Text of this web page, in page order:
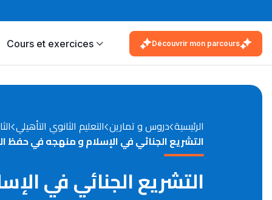
Cours et exercices Découvrir mon parcours
الرئيسية دروس و تمارين التعليم الثانوي التأهيلي
التشريع الجنائي في الإسلام و منهجه في حفظ
التشريع الجنائي في